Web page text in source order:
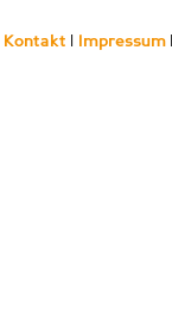
Kontakt Impressum